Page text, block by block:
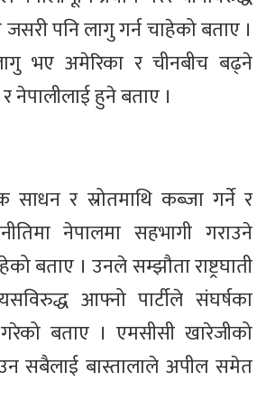
जसरी पनि लागु गर्न चाहेको बताए ।
भए अमेरिका र चीनबीच बढ्ने
र नेपालीलाई हुने बताए ।
साधन र स्रोतमाथि कब्जा गर्ने र
नेपालमा सहभागी गराउने
बताए । उनले सम्झौता राष्ट्रघाती
आफ्नो पार्टीले संघर्षका
बताए । एमसीसी खारेजीको
सबैलाई बास्तालाले अपील समेत